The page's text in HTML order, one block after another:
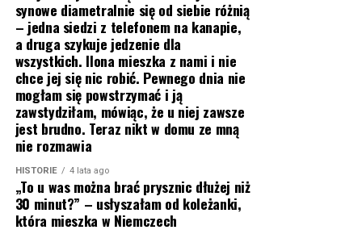
synowe diametralnie się od siebie różnią
– jedna siedzi z telefonem na kanapie,
a druga szykuje jedzenie dla
wszystkich. Ilona mieszka z nami i nie
chce jej się nic robić. Pewnego dnia nie
mogłam się powstrzymać i ją
zawstydziłam, mówiąc, że u niej zawsze
jest brudno. Teraz nikt w domu ze mną
nie rozmawia
HISTORIE 4 lata ago
„To u was można brać prysznic dłużej niż
30 minut?” – usłyszałam od koleżanki,
która mieszka w Niemczech